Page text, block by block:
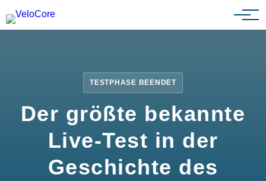
Partnerprogramm
TESTPHASE BEENDET
Der größte bekannte
Live-Test in der
Geschichte des